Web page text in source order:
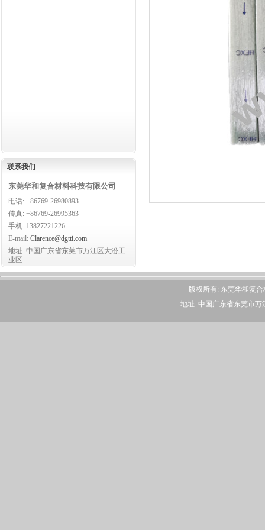
联系我们
东莞华和复合材料科技有限公司
电话: +86769-26980893
传真: +86769-26995363
手机: 13827221226
E-mail: Clarence@dgtti.com
地址: 中国广东省东莞市万江区大汾工
业区
版权所有: 东莞华和复
地址: 中国广东省东莞市万